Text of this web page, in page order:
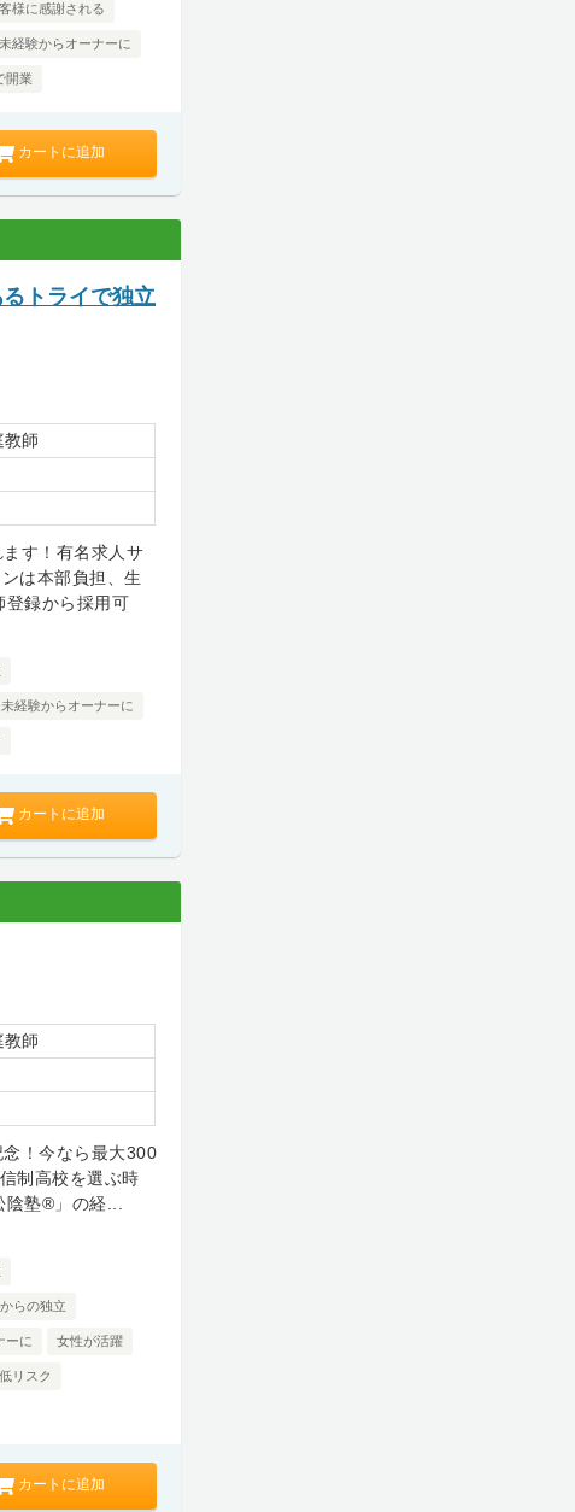
様に感謝される
未経験からオーナーに
開業
カートに追加
トライで独立
教師
す！有名求人サ
は本部負担、生
登録から採用可
未経験からオーナーに
カートに追加
教師
！今なら最大300
制高校を選ぶ時
塾®」の経...
らの独立
ーに 女性が活躍
リスク
カートに追加